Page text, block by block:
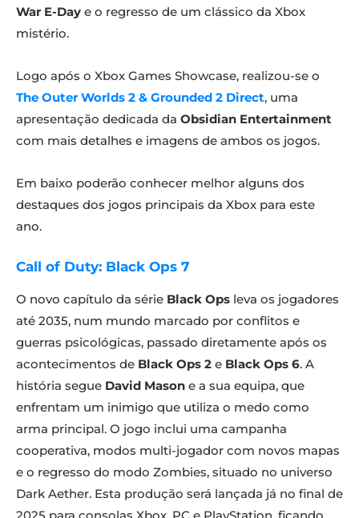
War E-Day e o regresso de um clássico da Xbox
mistério.
Logo após o Xbox Games Showcase, realizou-se o
The Outer Worlds 2 & Grounded 2 Direct, uma
apresentação dedicada da Obsidian Entertainment
com mais detalhes e imagens de ambos os jogos.
Em baixo poderão conhecer melhor alguns dos
destaques dos jogos principais da Xbox para este
ano.
Call of Duty: Black Ops 7
O novo capítulo da série Black Ops leva os jogadores
até 2035, num mundo marcado por conflitos e
guerras psicológicas, passado diretamente após os
acontecimentos de Black Ops 2 e Black Ops 6. A
história segue David Mason e a sua equipa, que
enfrentam um inimigo que utiliza o medo como
arma principal. O jogo inclui uma campanha
cooperativa, modos multi-jogador com novos mapas
e o regresso do modo Zombies, situado no universo
Dark Aether. Esta produção será lançada já no final de